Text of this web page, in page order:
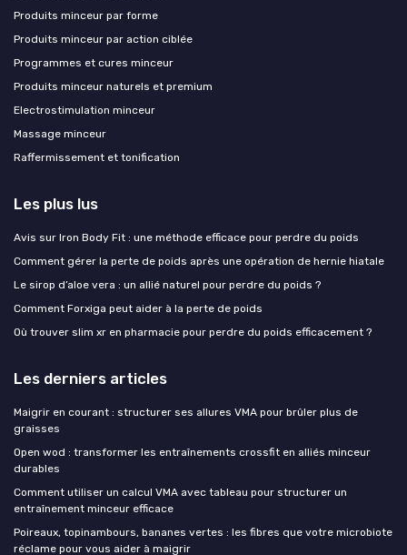
Produits minceur par forme
Produits minceur par action ciblée
Programmes et cures minceur
Produits minceur naturels et premium
Electrostimulation minceur
Massage minceur
Raffermissement et tonification
Les plus lus
Avis sur Iron Body Fit : une méthode efficace pour perdre du poids
Comment gérer la perte de poids après une opération de hernie hiatale
Le sirop d’aloe vera : un allié naturel pour perdre du poids ?
Comment Forxiga peut aider à la perte de poids
Où trouver slim xr en pharmacie pour perdre du poids efficacement ?
Les derniers articles
Maigrir en courant : structurer ses allures VMA pour brûler plus de
graisses
Open wod : transformer les entraînements crossfit en alliés minceur
durables
Comment utiliser un calcul VMA avec tableau pour structurer un
entraînement minceur efficace
Poireaux, topinambours, bananes vertes : les fibres que votre microbiote
réclame pour vous aider à maigrir